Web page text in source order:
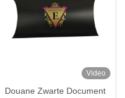
Video
Douane Zwarte Document